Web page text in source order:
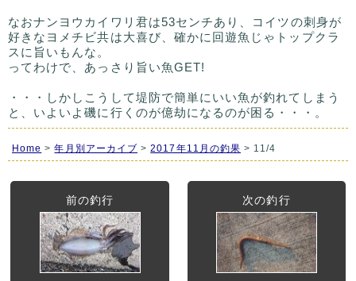
なおナンヨウカイワリ君は53センチあり、コイツの刺身が
好きなヨメチビ共は大喜び、確かに回遊魚じゃトップクラ
スに旨いもんな。
ってわけで、あっさり旨い魚GET!
・・・しかしこうして堤防で簡単にいい魚が釣れてしまう
と、いよいよ磯に行くのが億劫になるのが困る・・・。
Home >年月別アーカイブ >2017年11月の釣果 > 11/4
前の釣行 次の釣行